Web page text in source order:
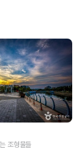
조형물들